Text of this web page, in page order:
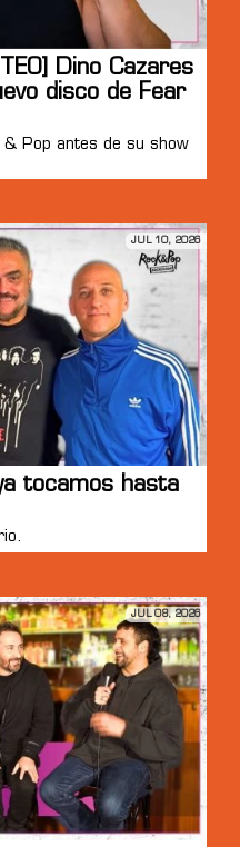
Dino Cazares
disco de Fear
Pop antes de su show
JUL 10, 2026
tocamos hasta
JUL 08, 2026